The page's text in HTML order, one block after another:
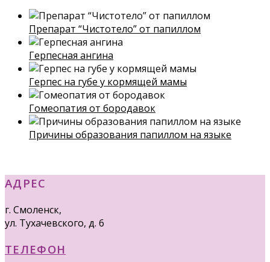
Препарат “Чистотело” от папиллом
Герпесная ангина
Герпес на губе у кормящей мамы
Гомеопатия от бородавок
Причины образования папиллом на языке
АДРЕС
г. Смоленск,
ул. Тухачевского, д. 6
ТЕЛЕФОН